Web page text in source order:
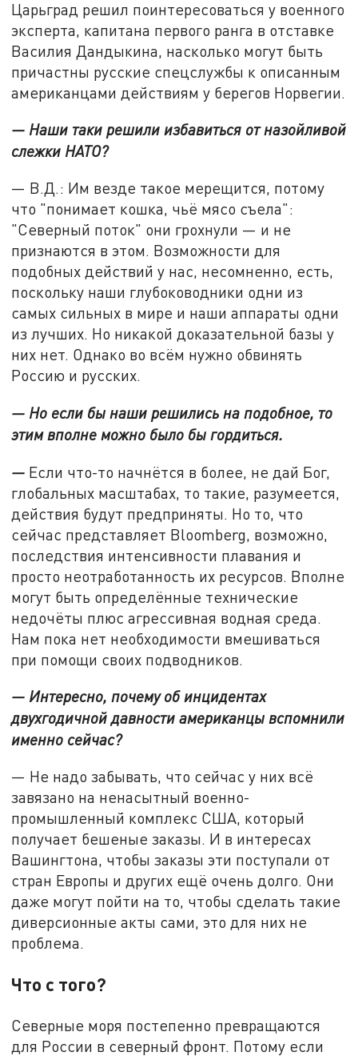
Царьград решил поинтересоваться у военного
эксперта, капитана первого ранга в отставке
Василия Дандыкина, насколько могут быть
причастны русские спецслужбы к описанным
американцами действиям у берегов Норвегии.
— Наши таки решили избавиться от назойливой
слежки НАТО?
— В.Д.: Им везде такое мерещится, потому
что "понимает кошка, чьё мясо съела":
"Северный поток" они грохнули — и не
признаются в этом. Возможности для
подобных действий у нас, несомненно, есть,
поскольку наши глубоководники одни из
самых сильных в мире и наши аппараты одни
из лучших. Но никакой доказательной базы у
них нет. Однако во всём нужно обвинять
Россию и русских.
— Но если бы наши решились на подобное, то
этим вполне можно было бы гордиться.
— Если что-то начнётся в более, не дай Бог,
глобальных масштабах, то такие, разумеется,
действия будут предприняты. Но то, что
сейчас представляет Bloomberg, возможно,
последствия интенсивности плавания и
просто неотработанность их ресурсов. Вполне
могут быть определённые технические
недочёты плюс агрессивная водная среда.
Нам пока нет необходимости вмешиваться
при помощи своих подводников.
— Интересно, почему об инцидентах
двухгодичной давности американцы вспомнили
именно сейчас?
— Не надо забывать, что сейчас у них всё
завязано на ненасытный военно-
промышленный комплекс США, который
получает бешеные заказы. И в интересах
Вашингтона, чтобы заказы эти поступали от
стран Европы и других ещё очень долго. Они
даже могут пойти на то, чтобы сделать такие
диверсионные акты сами, это для них не
проблема.
Что с того?
Северные моря постепенно превращаются
для России в северный фронт. Потому если